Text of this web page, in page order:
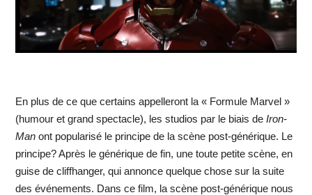
En plus de ce que certains appelleront la « Formule Marvel »
(humour et grand spectacle), les studios par le biais de Iron-
Manont popularisé le principe de la scène post-générique. Le
principe? Après le générique de fin, une toute petite scène, en
guise de cliffhanger, qui annonce quelque chose sur la suite
des événements. Dans ce film, la scène post-générique nous